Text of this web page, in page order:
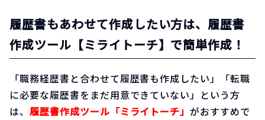
履歴書もあわせて作成したい方は、履歴書
作成ツール【ミライトーチ】で簡単作成！
「職務経歴書と合わせて履歴書も作成したい」「転職
に必要な履歴書をまだ用意できていない」という方
は、 履歴書作成ツール「ミライトーチ」がおすすめで